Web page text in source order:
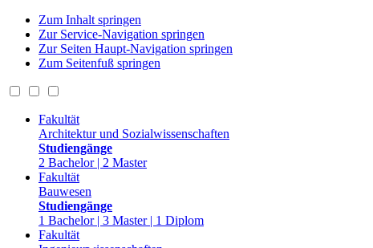
Zum Inhalt springen
Zur Service-Navigation springen
Zur Seiten Haupt-Navigation springen
Zum Seitenfuß springen
Fakultät
Architektur und Sozialwissenschaften
Studiengänge
2 Bachelor | 2 Master
Fakultät
Bauwesen
Studiengänge
1 Bachelor | 3 Master | 1 Diplom
Fakultät